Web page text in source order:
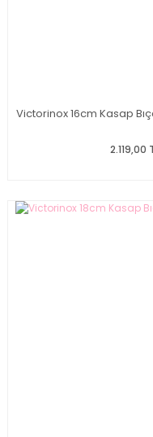
Victorinox 16cm Kasap
2.119,00